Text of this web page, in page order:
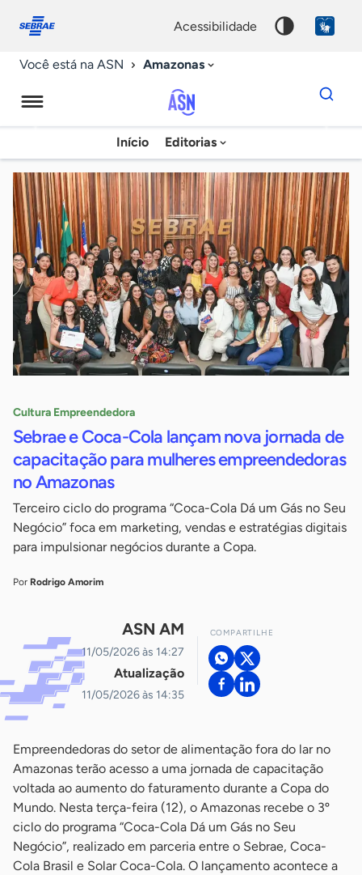
conosco
acessibilidade
Você está na ASN Amazonas
Agência
Sebrae
de
Notícias
Início Editorias
Dados
para
chave
Cultura Empreendedora
Sebrae e Coca-Cola lançam nova jornada de
capacitação para mulheres empreendedoras
no Amazonas
Terceiro ciclo do programa “Coca-Cola Dá um Gás no Seu
Negócio” foca em marketing, vendas e estratégias digitais
para impulsionar negócios durante a Copa.
Por Rodrigo Amorim
ASN AM
11/05/2026 às 14:27
Atualização
11/05/2026 às 14:35
COMPARTILHE
Empreendedoras do setor de alimentação fora do lar no
Amazonas terão acesso a uma jornada de capacitação
voltada ao aumento do faturamento durante a Copa do
Mundo. Nesta terça-feira (12), o Amazonas recebe o 3º
ciclo do programa “Coca-Cola Dá um Gás no Seu
Negócio”, realizado em parceria entre o Sebrae, Coca-
Cola Brasil e Solar Coca-Cola. O lançamento acontece a